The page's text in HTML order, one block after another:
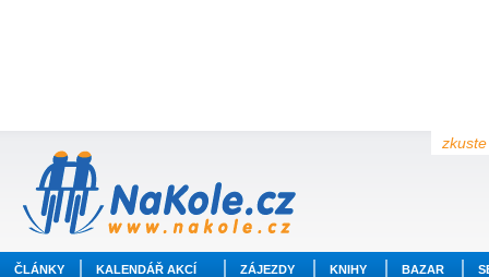
ČLÁNKY KALENDÁŘ AKCÍ ZÁJEZDY KNIHY BAZAR